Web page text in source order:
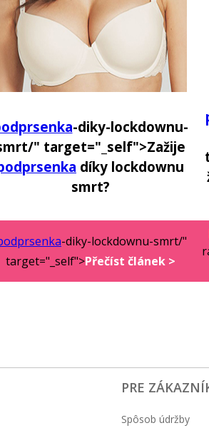
-diky-lockdownu-
" target="_self">Zažije
díky lockdownu
smrt?
-diky-lockdownu-smrt/"
target="_self">Přečíst článek >
PRE
Spôsob údržby